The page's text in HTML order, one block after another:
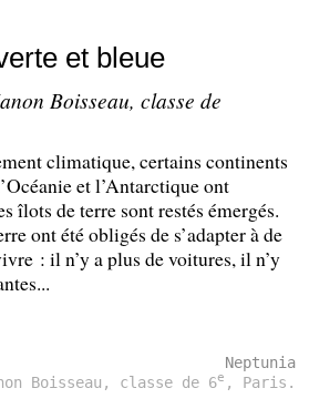
et bleue
Boisseau, classe de
climatique, certains continents
et l’Antarctique ont
îlots de terre sont restés émergés.
ont été obligés de s’adapter à de
: il n’y a plus de voitures, il n’y
Neptunia
Boisseau, classe de 6e , Paris.